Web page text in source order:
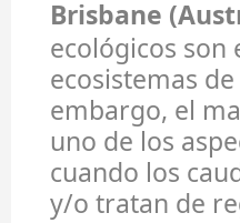
Brisbane
ecológicos son
ecosistemas
embargo, el
uno de los
cuando los
y/o tratan de